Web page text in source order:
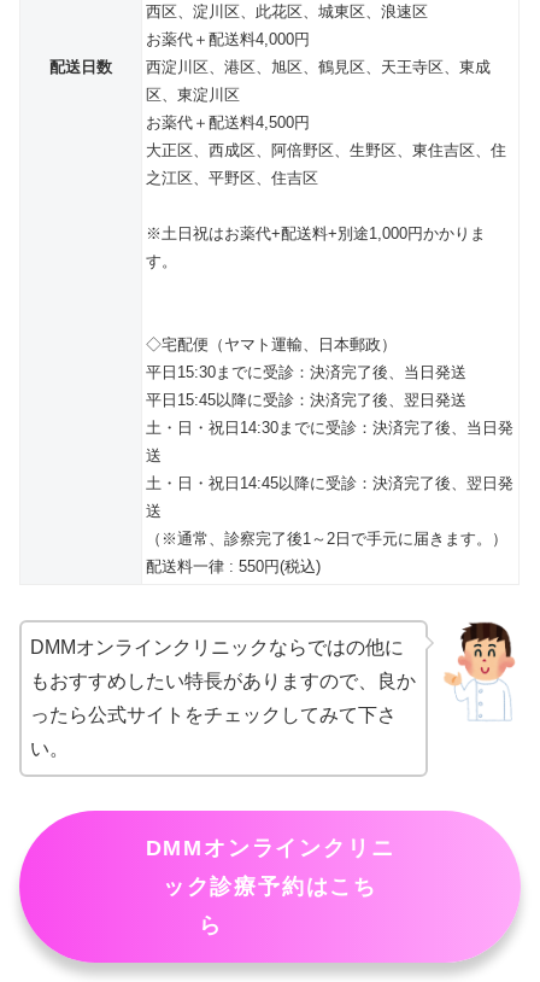
配送日数
西区、淀川区、此花区、城東区、浪速区
お薬代＋配送料4,000円
西淀川区、港区、旭区、鶴見区、天王寺区、東成
区、東淀川区
お薬代＋配送料4,500円
大正区、西成区、阿倍野区、生野区、東住吉区、住
之江区、平野区、住吉区
※土日祝はお薬代+配送料+別途1,000円かかりま
す。
◇宅配便（ヤマト運輸、日本郵政）
平日15:30までに受診：決済完了後、当日発送
平日15:45以降に受診：決済完了後、翌日発送
土・日・祝日14:30までに受診：決済完了後、当日発
送
土・日・祝日14:45以降に受診：決済完了後、翌日発
送
（※通常、診察完了後1～2日で手元に届きます。）
配送料一律 : 550円(税込)
DMMオンラインクリニックならではの他に
もおすすめしたい特長がありますので、良か
ったら公式サイトをチェックしてみて下さ
い。
DMMオンラインクリニ
ック診療予約はこち
ら